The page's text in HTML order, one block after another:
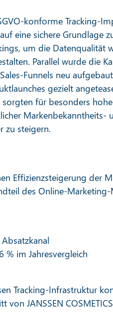
konforme Tracking-
eine sichere Grundlage
um die Datenqualität
Parallel wurde die
Funnels neu
gezielt
für besonders
Markenbekanntheits-
zu steigern.
Effizienzsteigerung der
des Online-Marketing-
% im Jahresvergleich
Tracking-Infrastruktur
JANSSEN